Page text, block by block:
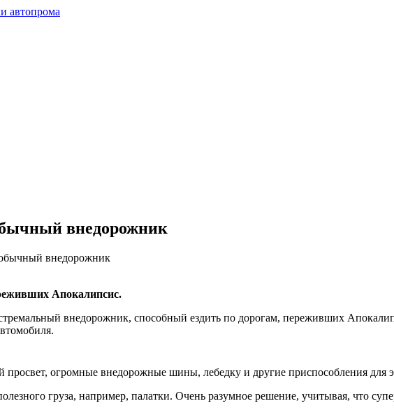
внедорожник
внедорожник
Апокалипсис.
внедорожник, способный ездить по дорогам, переживших
огромные внедорожные шины, лебедку и другие приспособления для
груза, например, палатки. Очень разумное решение, учитывая, что